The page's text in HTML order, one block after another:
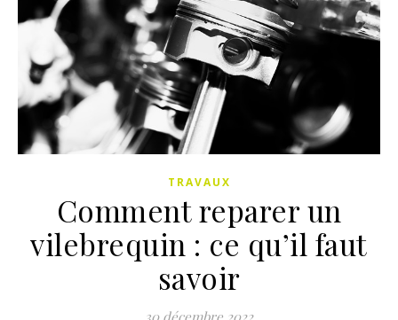
TRAVAUX
Comment reparer un
vilebrequin : ce qu’il faut
savoir